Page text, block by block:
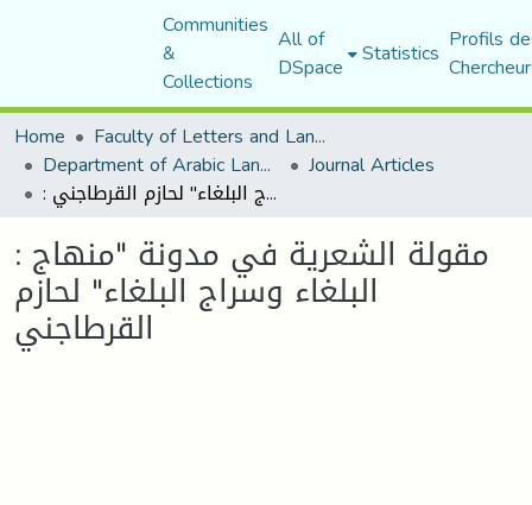
Communities
&
Collections
All of
DSpace Statistics Profils
Home
Faculty of Letters and Languages
Department of Arabic Language and Literature Journal Articles
: مقولة الشعرية في مدونة "منهاج البلغاء وسراج البلغاء" لحازم القرطاجني
: مقولة الشعرية في مدونة "منهاج
البلغاء وسراج البلغاء" لحازم
القرطاجني